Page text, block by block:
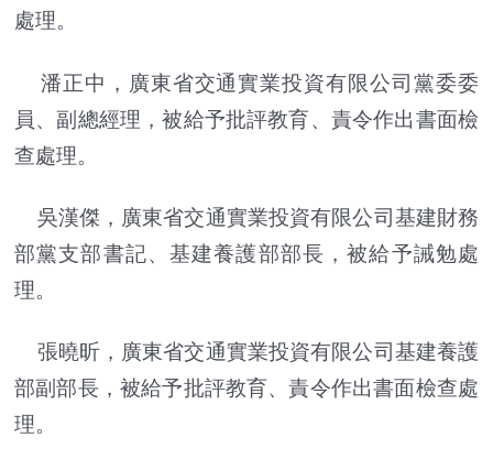
處理。
潘正中，廣東省交通實業投資有限公司黨委委
員、副總經理，被給予批評教育、責令作出書面檢
查處理。
吳漢傑，廣東省交通實業投資有限公司基建財務
部黨支部書記、基建養護部部長，被給予誡勉處
理。
張曉昕，廣東省交通實業投資有限公司基建養護
部副部長，被給予批評教育、責令作出書面檢查處
理。